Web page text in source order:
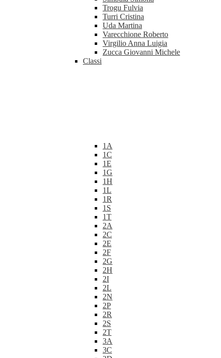
Trogu Fulvia
Turri Cristina
Uda Martina
Varecchione Roberto
Virgilio Anna Luigia
Zucca Giovanni Michele
Classi
1A
1C
1E
1G
1H
1L
1R
1S
1T
2A
2C
2E
2F
2G
2H
2I
2L
2N
2P
2R
2S
2T
3A
3C